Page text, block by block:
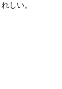
しい。